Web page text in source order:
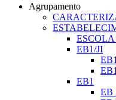
Agrupamento
ESCOLA
EB1/JI
EB1
EB